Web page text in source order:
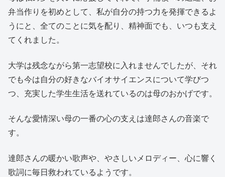
弁当作りを初めとして、私が自分の持つ力を発揮できるよ
うにと、全てのことに気を配り、精神面でも、いつも支え
てくれました。
大学は残念ながら第一志望校に入れませんでしたが、それ
でも今は自分の好きなバイオサイエンスについて学びつ
つ、充実した学生生活を送れているのは母のおかげです。
そんな愛情深い母の一番の心の支えは達郎さんの音楽で
す。
達郎さんの暖かい歌声や、やさしいメロディー、心に響く
歌詞に毎日救われているようです。